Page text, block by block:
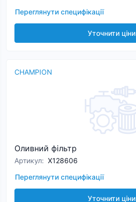
Переглянути специфікації
Уточнити ціни
CHAMPION
Оливний фільтр
Артикул: X128606
Переглянути специфікації
Уточнити ціни